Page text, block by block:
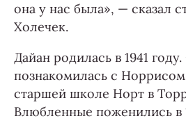
она у нас была», — сказал
Холечек.
Дайан родилась в 1941
познакомилась с
старшей школе Норт в
Влюбленные поженились в